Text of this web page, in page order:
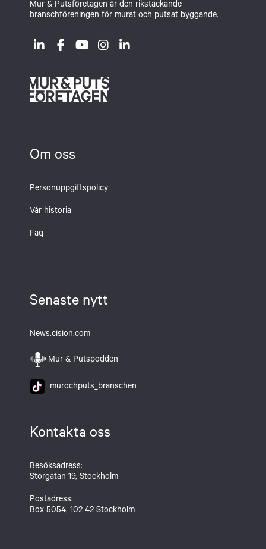
Mur & Putsföretagen är den rikstäckande
branschföreningen för murat och putsat byggande.
Om oss
Personuppgiftspolicy
Vår historia
Faq
Senaste nytt
News.cision.com
Mur & Putspodden
murochputs_branschen
Kontakta oss
Besöksadress:
Storgatan 19, Stockholm
Postadress:
Box 5054, 102 42 Stockholm